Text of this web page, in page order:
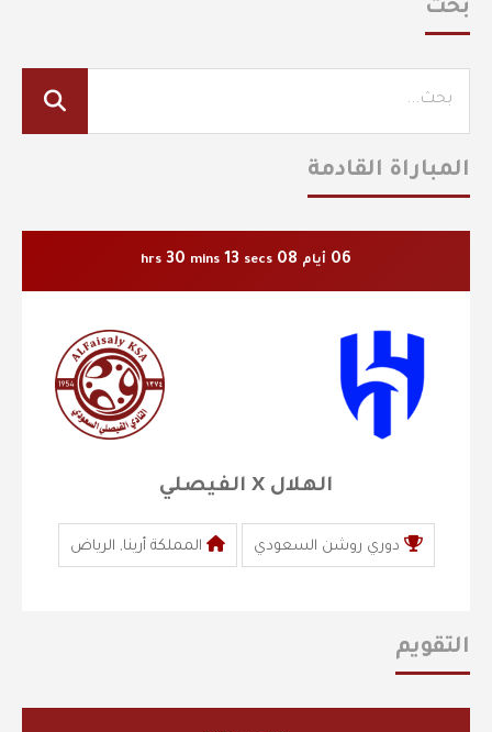
بحث
المباراة القادمة
06 أيام 08
hrs 30 mins 13 secs
الهلال X الفيصلي
دوري روشن السعودي المملكة أرينا, الرياض
التقويم